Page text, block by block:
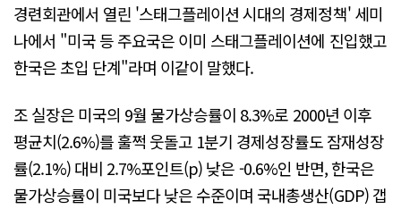
경련회관에서 열린 '스태그플레이션 시대의 경제정책' 세미
나에서 "미국 등 주요국은 이미 스태그플레이션에 진입했고
한국은 초입 단계"라며 이같이 말했다.
조 실장은 미국의 9월 물가상승률이 8.3%로 2000년 이후
평균치(2.6%)를 훌쩍 웃돌고 1분기 경제성장률도 잠재성장
률(2.1%) 대비 2.7%포인트(p) 낮은 -0.6%인 반면, 한국은
물가상승률이 미국보다 낮은 수준이며 국내총생산(GDP) 갭